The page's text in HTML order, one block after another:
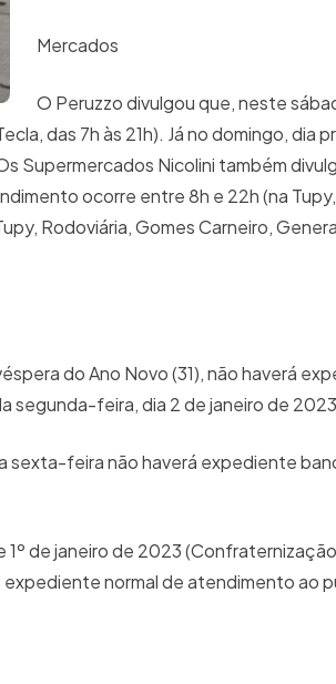
Mercados
O Peruzzo divulgou que, neste
das 7h às 21h). Já no domingo, dia
Supermercados Nicolini também
ocorre entre 8h e 22h (na
Rodoviária, Gomes Carneiro,
do Ano Novo (31), não haverá
segunda-feira, dia 2 de janeiro de
sexta-feira não haverá expediente
1º de janeiro de 2023 (Confraternização
normal de atendimento ao